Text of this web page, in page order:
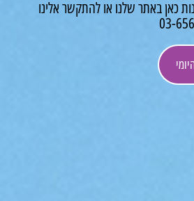
שלנו או להתקשר אלינו